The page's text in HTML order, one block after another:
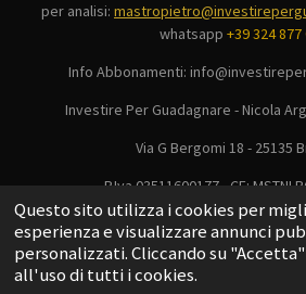
Questo sito utilizza i cookies per
esperienza e visualizzare annunci
personalizzati. Cliccando su
all'uso di tutti i cookies.
per analisi:
whatsapp +39 324 877
Info Abbonamenti:
Investire Per Guadagnare - Nicola
Via G Bergomi 18 - 25135
P.Iva 03511600177 - CF:
© 2025 - 2026 Investire Per Guadagnare
Fornito daWebador